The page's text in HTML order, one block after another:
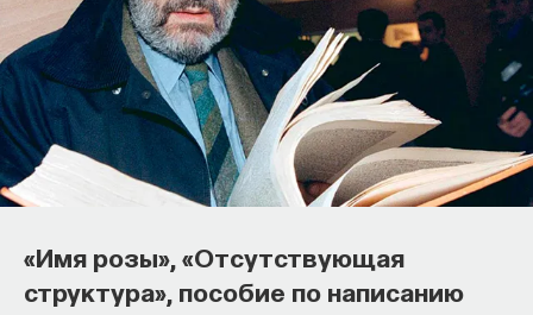
«Имя розы», «Отсутствующая
структура», пособие по написанию
Основатель ПостНауки Ивар
Максутов запускает сервис, который
в глобальных deep tech и биотех
компаниях